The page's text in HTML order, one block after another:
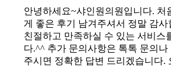
안녕하세요~샤인원의원입니다. 처
게 좋은 후기 남겨주셔서 정말 감
친절하고 만족하실 수 있는 서비스
다.^^ 추가 문의사항은 톡톡 문의나
주시면 정확한 답변 드리겠습니다.